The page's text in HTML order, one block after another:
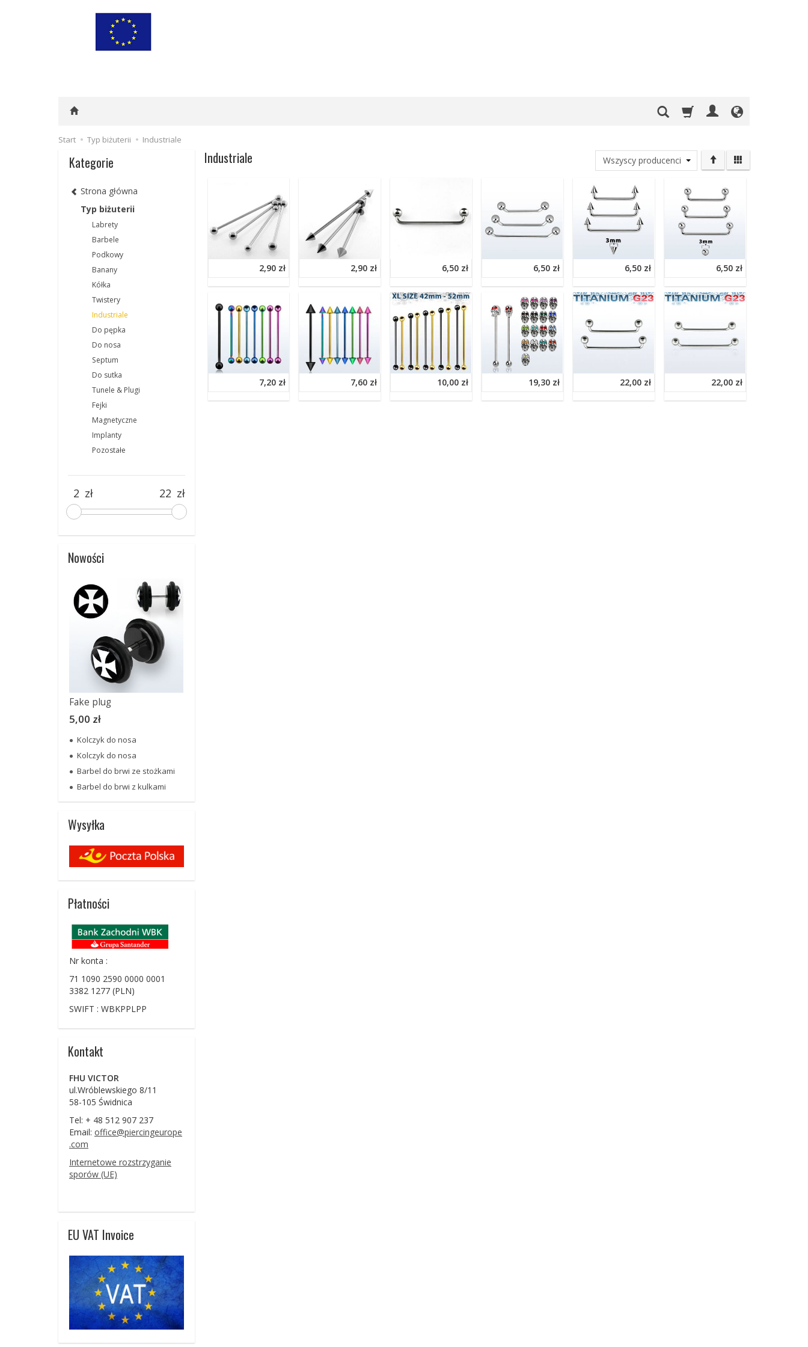
Start Typ biżuterii Industriale
Industriale
2,90 zł 2,90 zł 6,50 zł 6,50 zł 6,50 zł 6,50 zł
7,20 zł 7,60 zł 10,00 zł 19,30 zł 22,00 zł 22,00 zł
Kategorie
Strona główna
Typ biżuterii
Labrety
Barbele
Podkowy
Banany
Kółka
Twistery
Industriale
Do pępka
Do nosa
Septum
Do sutka
Tunele & Plugi
Fejki
Magnetyczne
Implanty
Pozostałe
zł zł
Nowości
Fake plug
5,00 zł
Kolczyk do nosa
Kolczyk do nosa
Barbel do brwi ze stożkami
Barbel do brwi z kulkami
Wysyłka
Płatności
Nr konta :
71 1090 2590 0000 0001
3382 1277 (PLN)
SWIFT : WBKPPLPP
Kontakt
FHU VICTOR
ul.Wróblewskiego 8/11
58-105 Świdnica
Tel: + 48 512 907 237
Email: office@piercingeurope
.com
Internetowe rozstrzyganie
sporów (UE)
EU VAT Invoice